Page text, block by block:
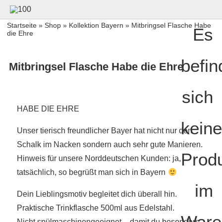
Es
sich
keine
im
Startseite» Shop» Kollektion Bayern » Mitbringsel Flasche Habe
die Ehre
Mitbringsel Flasche Habe die Ehre
HABE DIE EHRE
Unser tierisch freundlicher Bayer hat nicht nur den
Schalk im Nacken sondern auch sehr gute Manieren.
Hinweis für unsere Norddeutschen Kunden: ja,
tatsächlich, so begrüßt man sich in Bayern
Dein Lieblingsmotiv begleitet dich überall hin.
Praktische Trinkflasche 500ml aus Edelstahl.